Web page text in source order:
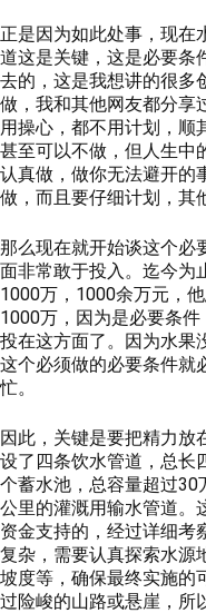
正是因为如此处事，现在
道这是关键，这是必要条
去的，这是我想讲的很多
做，我和其他网友都分享
用操心，都不用计划，顺
甚至可以不做，但人生中
认真做，做你无法避开的
做，而且要仔细计划，其
那么现在就开始谈这个必
面非常敢于投入。迄今为
1000万，1000余万元，
1000万，因为是必要条
投在这方面了。因为水果
这个必须做的必要条件就
忙。
因此，关键是要把精力放
设了四条饮水管道，总长
个蓄水池，总容量超过30
公里的灌溉用输水管道。
资金支持的，经过详细考
复杂，需要认真探索水源
坡度等，确保最终实施的
过险峻的山路或悬崖，所